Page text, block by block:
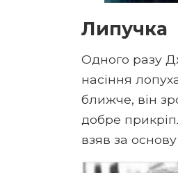
Липучка
Одного разу
насіння
ближче, він
добре
взяв за